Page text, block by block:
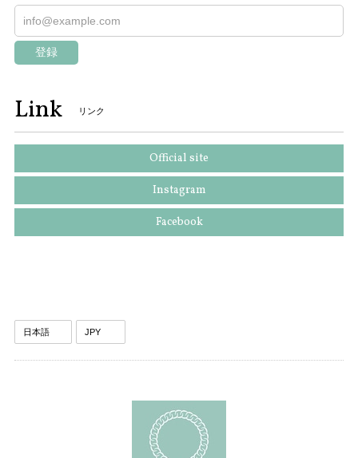
登録
Link リンク
Official site
Instagram
Facebook